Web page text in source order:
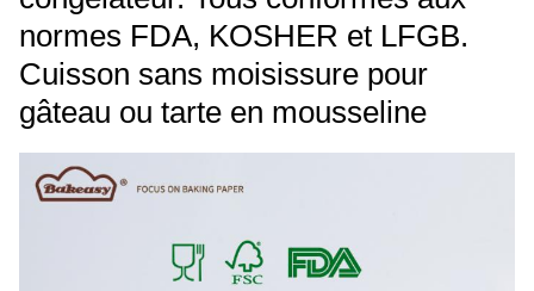
normes FDA, KOSHER et LFGB.
Cuisson sans moisissure pour
gâteau ou tarte en mousseline